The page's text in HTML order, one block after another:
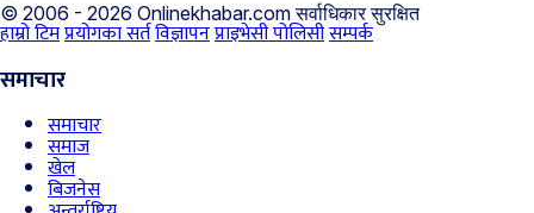
© 2006 - 2026 Onlinekhabar.comसर्वाधिकार सुरक्षित
हाम्रो टिमप्रयोगका सर्तविज्ञापनप्राइभेसी पोलिसीसम्पर्क
समाचार
समाचार
समाज
खेल
बिजनेस